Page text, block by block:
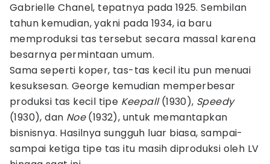
Gabrielle Chanel, tepatnya pada 1925. Sembilan
tahun kemudian, yakni pada 1934, ia baru
memproduksi tas tersebut secara massal karena
besarnya permintaan umum.
Sama seperti koper, tas-tas kecil itu pun menuai
kesuksesan. George kemudian memperbesar
produksi tas kecil tipe Keepall(1930), Speedy
(1930), dan Noe(1932), untuk memantapkan
bisnisnya. Hasilnya sungguh luar biasa, sampai-
sampai ketiga tipe tas itu masih diproduksi oleh LV